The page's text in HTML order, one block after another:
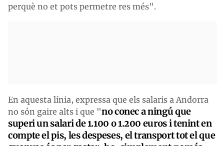
perquè no et pots permetre res més".
En aquesta línia, expressa que els salaris a Andorra
no són gaire alts i que "no conec a ningú que
superi un salari de 1.100 o 1.200 euros i tenint en
compte el pis, les despeses, el transport tot el que